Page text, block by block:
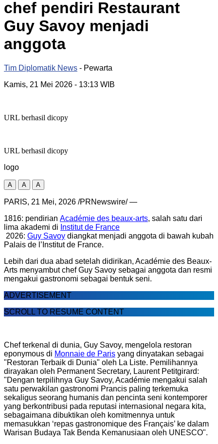
chef pendiri Restaurant
Guy Savoy menjadi
anggota
Tim Diplomatik News - Pewarta
Kamis, 21 Mei 2026 - 13:13 WIB
URL berhasil dicopy
URL berhasil dicopy
logo
A A A
PARIS, 21 Mei, 2026 /PRNewswire/ —
1816: pendirian Académie des beaux-arts, salah satu dari
lima akademi di Institut de France
2026: Guy Savoy diangkat menjadi anggota di bawah kubah
Palais de l’Institut de France.
Lebih dari dua abad setelah didirikan, Académie des Beaux-
Arts menyambut chef Guy Savoy sebagai anggota dan resmi
mengakui gastronomi sebagai bentuk seni.
ADVERTISEMENT
SCROLL TO RESUME CONTENT
Chef terkenal di dunia, Guy Savoy, mengelola restoran
eponymous di Monnaie de Paris yang dinyatakan sebagai
"Restoran Terbaik di Dunia" oleh La Liste. Pemilihannya
dirayakan oleh Permanent Secretary, Laurent Petitgirard:
"Dengan terpilihnya Guy Savoy, Académie mengakui salah
satu perwakilan gastronomi Prancis paling terkemuka
sekaligus seorang humanis dan pencinta seni kontemporer
yang berkontribusi pada reputasi internasional negara kita,
sebagaimana dibuktikan oleh komitmennya untuk
memasukkan ‘repas gastronomique des Français’ ke dalam
Warisan Budaya Tak Benda Kemanusiaan oleh UNESCO".